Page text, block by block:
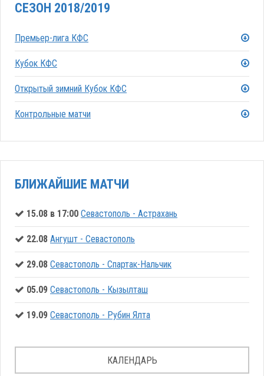
СЕЗОН 2018/2019
Премьер-лига КФС
Кубок КФС
Открытый зимний Кубок КФС
Контрольные матчи
БЛИЖАЙШИЕ МАТЧИ
15.08 в 17:00 Севастополь - Астрахань
22.08 Ангушт - Севастополь
29.08 Севастополь - Спартак-Нальчик
05.09 Севастополь - Кызылташ
19.09 Севастополь - Рубин Ялта
КАЛЕНДАРЬ